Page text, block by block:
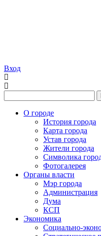
Вход
О городе
История города
Карта города
Устав города
Жители города
Символика
Фотогалерея
Органы власти
Мэр города
Администрация
Дума
КСП
Экономика
Социально-